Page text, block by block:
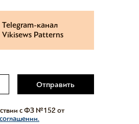
Telegram-канал
Vikisews Patterns
Отправить
с ФЗ №152 от